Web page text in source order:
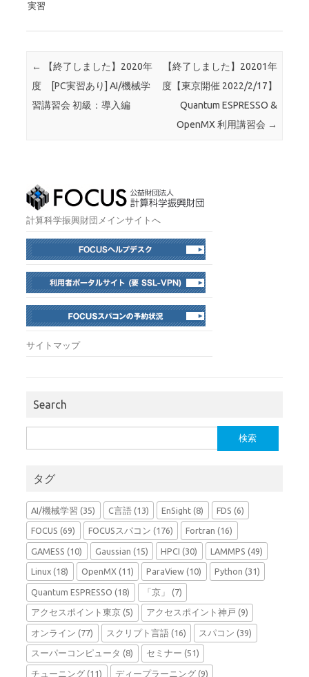
実習
投稿ナビゲーション
←
【終了しました】2020年
度 [PC実習あり] AI/機械学
習講習会 初級：導入編
【終了しました】20201年
度【東京開催 2022/2/17】
Quantum ESPRESSO &
OpenMX 利用講習会 →
計算科学振興財団メインサイトへ
サイトマップ
Search
索:
タグ
AI/機械学習 (35) C言語(13) EnSight (8) FDS (6)
FOCUS (69) FOCUSスパコン (176) Fortran (16)
GAMESS (10) Gaussian (15) HPCI (30) LAMMPS (49)
Linux (18) OpenMX(11) ParaView (10) Python (31)
Quantum ESPRESSO (18) 「京」 (7)
アクセスポイント東京 (5) アクセスポイント神戸 (9)
オンライン (77) スクリプト言語(16) スパコン (39)
スーパーコンピュータ (8) セミナー (51)
チューニング (11) ディープラーニング(9)